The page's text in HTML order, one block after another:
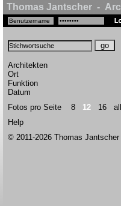
Thomas Jantscher -
Architekten
Ort
Funktion
Datum
Fotos pro Seite 8 12 16
Help
© 2011-2026 Thomas Jantscher